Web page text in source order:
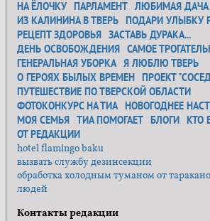
НА ЁЛОЧКУ ПАРЛАМЕНТ ЛЮБИМАЯ ДАЧА
ИЗ КАЛИНИНА В ТВЕРЬ ПОДАРИ УЛЫБКУ
РЕЦЕПТ ЗДОРОВЬЯ ЗАСТАВЬ ДУРАКА...
ДЕНЬ ОСВОБОЖДЕНИЯ САМОЕ
ГЕНЕРАЛЬНАЯ УБОРКА Я ЛЮБЛЮ ТВЕРЬ
О ГЕРОЯХ БЫЛЫХ ВРЕМЕН ПРОЕКТ
ПУТЕШЕСТВИЕ ПО ТВЕРСКОЙ ОБЛАСТИ
ФОТОКОНКУРС НА ТИА НОВОГОДНЕЕ
МОЯ СЕМЬЯ ТИА ПОМОГАЕТ БЛОГИ КТО
ОТ РЕДАКЦИИ
hotel flamingo baku
вызвать службу дезинсекции
обработка холодным туманом от
людей
Контакты редакции